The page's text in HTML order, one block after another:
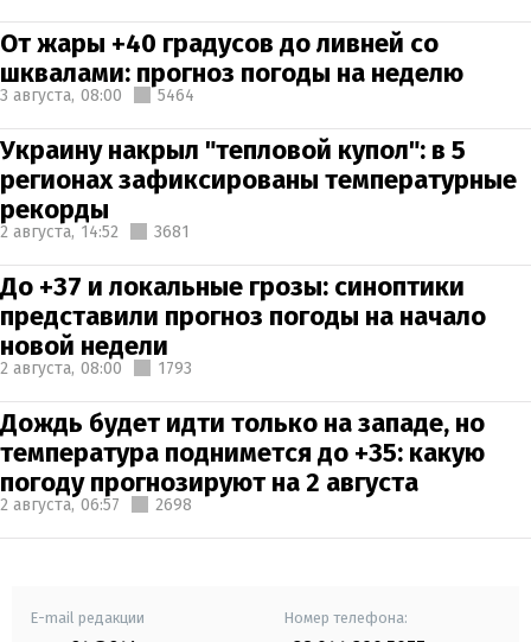
От жары +40 градусов до ливней со
шквалами: прогноз погоды на неделю
3 августа, 08:00 5464
Украину накрыл "тепловой купол": в 5
регионах зафиксированы температурные
рекорды
2 августа, 14:52 3681
До +37 и локальные грозы: синоптики
представили прогноз погоды на начало
новой недели
2 августа, 08:00 1793
Дождь будет идти только на западе, но
температура поднимется до +35: какую
погоду прогнозируют на 2 августа
2 августа, 06:57 2698
E-mail редакции Номер телефона: